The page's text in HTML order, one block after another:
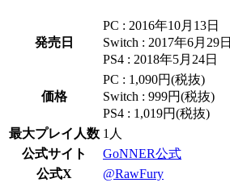
発売日
PC : 2016年10月13日
Switch : 2017年6月29日
PS4 : 2018年5月24日
価格
PC : 1,090円(税抜)
Switch : 999円(税抜)
PS4 : 1,019円(税抜)
最大プレイ人数 1人
公式サイト
GoNNER公式
公式X
@RawFury